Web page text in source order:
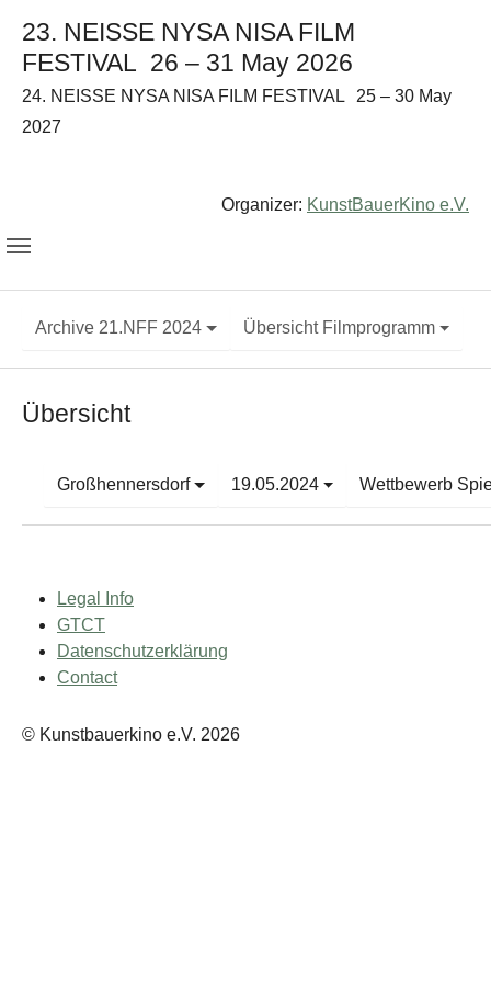
23. NEISSE NYSA NISA FILM
FESTIVAL 26 – 31 May 2026
24. NEISSE NYSA NISA FILM FESTIVAL
25 – 30 May
2027
Organizer: KunstBauerKino e.V.
Archive 21.NFF 2024 Übersicht Filmprogramm
Übersicht
Großhennersdorf 19.05.2024 Wettbewerb
Legal Info
GTCT
Datenschutzerklärung
Contact
© Kunstbauerkino e.V. 2026